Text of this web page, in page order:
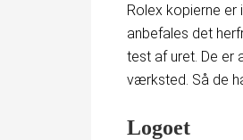
Rolex kopierne er
anbefales det
test af uret. De er
værksted. Så de
Logoet